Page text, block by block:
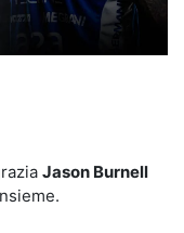
Jason Burnell